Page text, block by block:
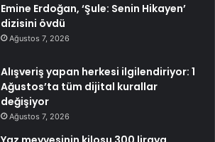
Emine Erdoğan, ‘Şule: Senin Hikayen’
dizisini övdü
Ağustos 7, 2026
Alışveriş yapan herkesi ilgilendiriyor: 1
Ağustos’ta tüm dijital kurallar
değişiyor
Ağustos 7, 2026